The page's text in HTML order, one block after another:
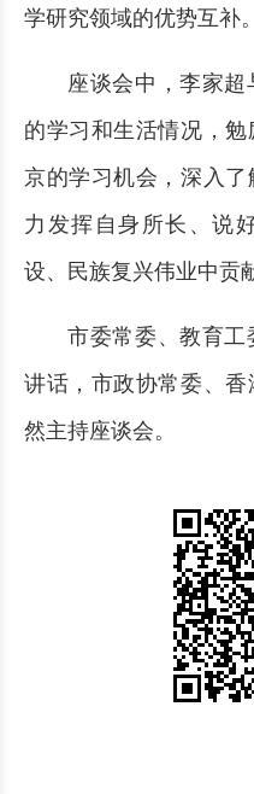
学研究领域的优势互补。
座谈会中，李家
的学习和生活情况，
京的学习机会，深入
力发挥自身所长、说
设、民族复兴伟业中贡
市委常委、教育
讲话，市政协常委、
然主持座谈会。